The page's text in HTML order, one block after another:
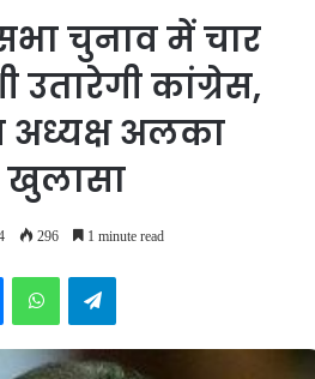
चुनाव में चार
उतारेगी कांग्रेस,
अध्यक्ष अलका
खुलासा
296 1 minute read
MessengerWhatsAppTelegram